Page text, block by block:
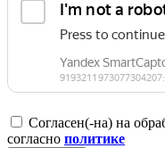
Согласен(-на) на
согласно политике